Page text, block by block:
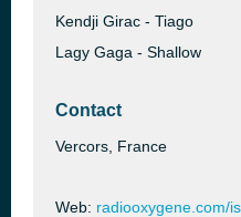
Kendji Girac - Tiago
Lagy Gaga - Shallow
Contact
Vercors, France
Web: radiooxygene.com/